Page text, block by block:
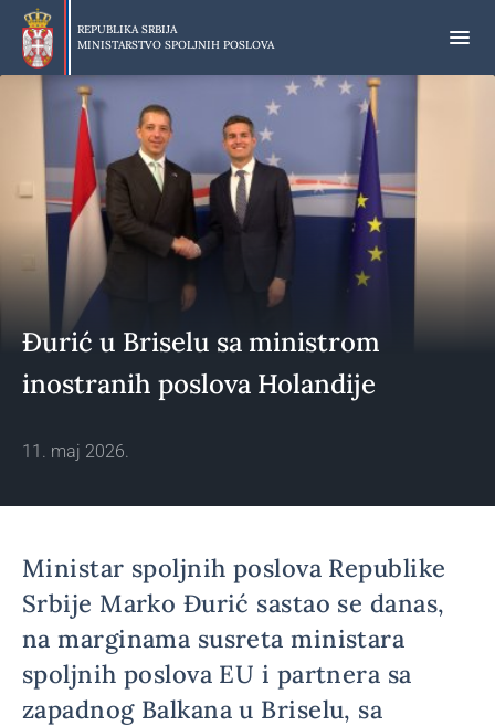
Preskoči
glavni
deo
sadržaja
REPUBLIKA SRBIJA
MINISTARSTVO SPOLJNIH POSLOVA
Đurić u Briselu sa ministrom
inostranih poslova Holandije
11. maj 2026.
Ministar spoljnih poslova Republike
Srbije Marko Đurić sastao se danas,
na marginama susreta ministara
spoljnih poslova EU i partnera sa
zapadnog Balkana u Briselu, sa